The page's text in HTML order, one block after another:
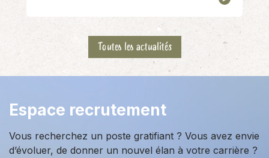
Toutes les actualités
Espace recrutement
Vous recherchez un poste gratifiant ? Vous avez envie
d’évoluer, de donner un nouvel élan à votre carrière ?